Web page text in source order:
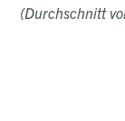
(Durchschnitt